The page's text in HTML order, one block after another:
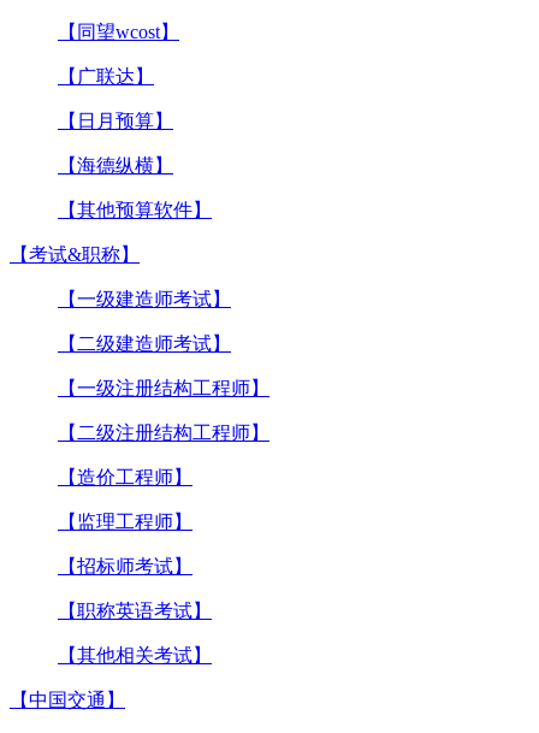
【同望wcost】
【广联达】
【日月预算】
【海德纵横】
【其他预算软件】
【考试&职称】
【一级建造师考试】
【二级建造师考试】
【一级注册结构工程师】
【二级注册结构工程师】
【造价工程师】
【监理工程师】
【招标师考试】
【职称英语考试】
【其他相关考试】
【中国交通】